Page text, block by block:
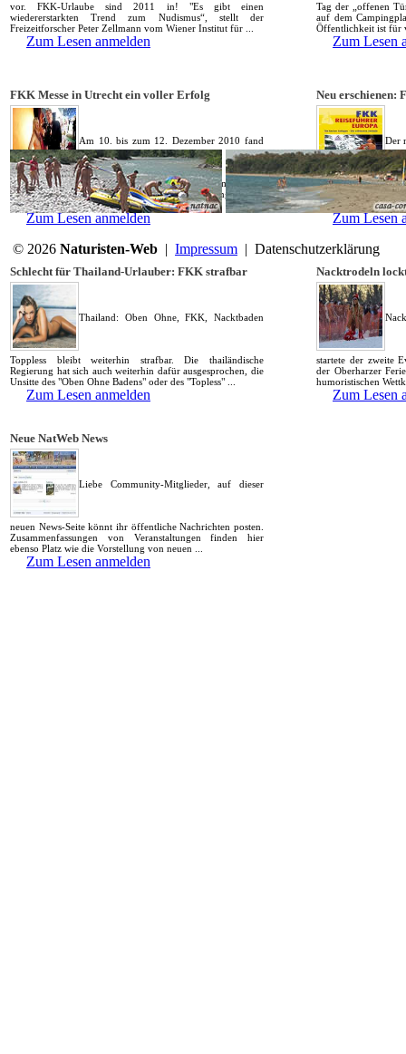
vor. FKK-Urlaube sind 2011 in! "Es gibt einen
wiedererstarkten Trend zum Nudismus“, stellt der
Freizeitforscher Peter Zellmann vom Wiener Institut für ...
Zum Lesen anmelden
Tag der „offenen
auf dem
Öffentlichkeit ist für
Zum Lesen
FKK Messe in Utrecht ein voller Erfolg
Am 10. bis zum 12. Dezember 2010 fand
im niederländischen Utrecht die 2. Messe "Naturisme totaal"
statt. Mit über 100 Messeständen bot die noch junge Messe
alles zum Thema FKK. Reise-Unternehmen, ...
Zum Lesen anmelden
Neu erschienen:
Der
- ist ab sofort
einzigartigen
Europa. Rund 500 ...
Zum Lesen
Schlecht für Thailand-Urlauber: FKK strafbar
Thailand: Oben Ohne, FKK, Nacktbaden
Toppless bleibt weiterhin strafbar. Die thailändische
Regierung hat sich auch weiterhin dafür ausgesprochen, die
Unsitte des "Oben Ohne Badens" oder des "Topless" ...
Zum Lesen anmelden
Nacktrodeln
startete der zweite
der Oberharzer
humoristischen
Zum Lesen
Neue NatWeb News
Liebe Community-Mitglieder, auf dieser
neuen News-Seite könnt ihr öffentliche Nachrichten posten.
Zusammenfassungen von Veranstaltungen finden hier
ebenso Platz wie die Vorstellung von neuen ...
Zum Lesen anmelden
© 2026 Naturisten-Web | Impressum | Datenschutzerklärung